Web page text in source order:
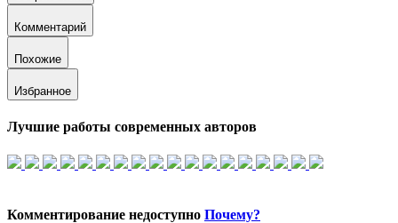
Комментарий
Похожие
Избранное
Лучшие работы современных авторов
Комментирование недоступно Почему?